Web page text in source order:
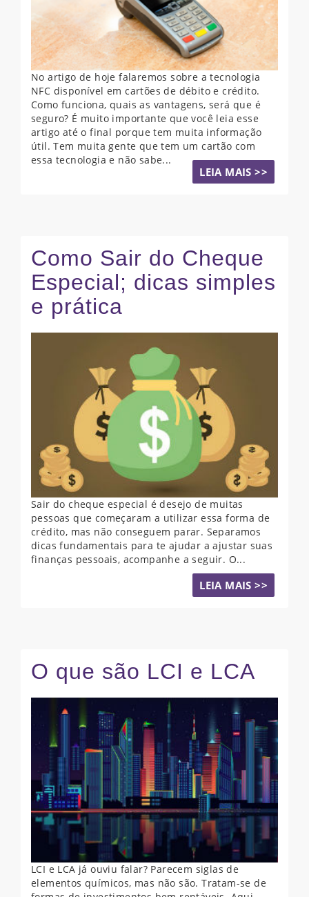
No artigo de hoje falaremos sobre a tecnologia
NFC disponível em cartões de débito e crédito.
Como funciona, quais as vantagens, será que é
seguro? É muito importante que você leia esse
artigo até o final porque tem muita informação
útil. Tem muita gente que tem um cartão com
essa tecnologia e não sabe...
LEIA MAIS >>
Como Sair do Cheque
Especial; dicas simples
e prática
Sair do cheque especial é desejo de muitas
pessoas que começaram a utilizar essa forma de
crédito, mas não conseguem parar. Separamos
dicas fundamentais para te ajudar a ajustar suas
finanças pessoais, acompanhe a seguir. O...
LEIA MAIS >>
O que são LCI e LCA
LCI e LCA já ouviu falar? Parecem siglas de
elementos químicos, mas não são. Tratam-se de